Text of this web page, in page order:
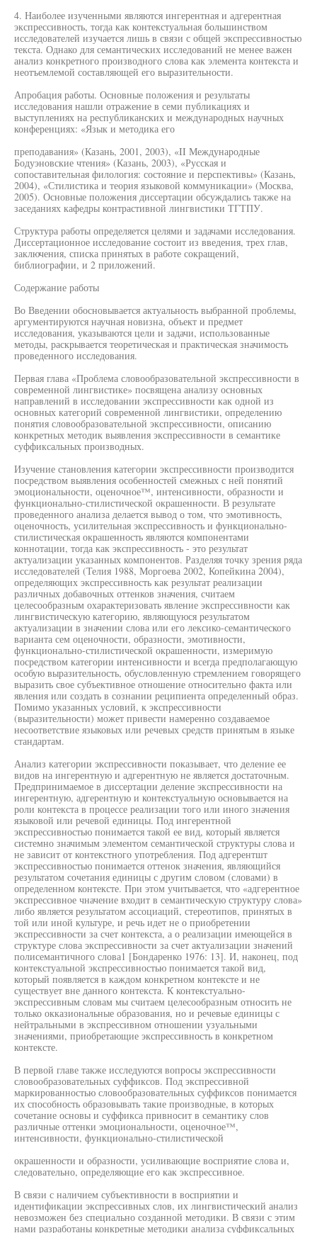
4. Наиболее изученными являются ингерентная и адгерентная
экспрессивность, тогда как контекстуальная большинством
исследователей изучается лишь в связи с общей экспрессивностью
текста. Однако для семантических исследований не менее важен
анализ конкретного производного слова как элемента контекста и
неотъемлемой составляющей его выразительности.
Апробация работы. Основные положения и результаты
исследования нашли отражение в семи публикациях и
выступлениях на республиканских и международных научных
конференциях: «Язык и методика его
преподавания» (Казань, 2001, 2003), «II Международные
Бодуэновские чтения» (Казань, 2003), «Русская и
сопоставительная филология: состояние и перспективы» (Казань,
2004), «Стилистика и теория языковой коммуникации» (Москва,
2005). Основные положения диссертации обсуждались также на
заседаниях кафедры контрастивной лингвистики ТГТПУ.
Структура работы определяется целями и задачами исследования.
Диссертационное исследование состоит из введения, трех глав,
заключения, списка принятых в работе сокращений,
библиографии, и 2 приложений.
Содержание работы
Во Введении обосновывается актуальность выбранной проблемы,
аргументируются научная новизна, объект и предмет
исследования, указываются цели и задачи, использованные
методы, раскрывается теоретическая и практическая значимость
проведенного исследования.
Первая глава «Проблема словообразовательной экспрессивности в
современной лингвистике» посвящена анализу основных
направлений в исследовании экспрессивности как одной из
основных категорий современной лингвистики, определению
понятия словообразовательной экспрессивности, описанию
конкретных методик выявления экспрессивности в семантике
суффиксальных производных.
Изучение становления категории экспрессивности производится
посредством выявления особенностей смежных с ней понятий
эмоциональности, оценочное™, интенсивности, образности и
функционально-стилистической окрашенности. В результате
проведенного анализа делается вывод о том, что эмотивность,
оценочность, усилительная экспрессивность и функционально-
стилистическая окрашенность являются компонентами
коннотации, тогда как экспрессивность - это результат
актуализации указанных компонентов. Разделяя точку зрения ряда
исследователей (Телия 1988, Моргоева 2002, Копейкина 2004),
определяющих экспрессивность как результат реализации
различных добавочных оттенков значения, считаем
целесообразным охарактеризовать явление экспрессивности как
лингвистическую категорию, являющуюся результатом
актуализации в значении слова или его лексико-семантического
варианта сем оценочности, образности, эмотивности,
функционально-стилистической окрашенности, измеримую
посредством категории интенсивности и всегда предполагающую
особую выразительность, обусловленную стремлением говорящего
выразить свое субъективное отношение относительно факта или
явления или создать в сознании реципиента определенный образ.
Помимо указанных условий, к экспрессивности
(выразительности) может привести намеренно создаваемое
несоответствие языковых или речевых средств принятым в языке
стандартам.
Анализ категории экспрессивности показывает, что деление ее
видов на ингерентную и адгерентную не является достаточным.
Предпринимаемое в диссертации деление экспрессивности на
ингерентную, адгерентную и контекстуальную основывается на
роли контекста в процессе реализации того или иного значения
языковой или речевой единицы. Под ингерентной
экспрессивностью понимается такой ее вид, который является
системно значимым элементом семантической структуры слова и
не зависит от контекстного употребления. Под адгерентшт
экспрессивностью понимается оттенок значения, являющийся
результатом сочетания единицы с другим словом (словами) в
определенном контексте. При этом учитывается, что «адгерентное
экспрессивное чначение входит в семантическую структуру слова»
либо является результатом ассоциаций, стереотипов, принятых в
той или иной культуре, и речь идет не о приобретении
экспрессивности за счет контекста, а о реализации имеющейся в
структуре слова экспрессивности за счет актуализации значений
полисемантичного слова1 [Бондаренко 1976: 13]. И, наконец, под
контекстуальной экспрессивностью понимается такой вид,
который появляется в каждом конкретном контексте и не
существует вне данного контекста. К контекстуально-
экспрессивным словам мы считаем целесообразным относить не
только окказиональные образования, но и речевые единицы с
нейтральными в экспрессивном отношении узуальными
значениями, приобретающие экспрессивность в конкретном
контексте.
В первой главе также исследуются вопросы экспрессивности
словообразовательных суффиксов. Под экспрессивной
маркированностью словообразовательных суффиксов понимается
их способность образовывать такие производные, в которых
сочетание основы и суффикса привносит в семантику слов
различные оттенки эмоциональности, оценочное™,
интенсивности, функционально-стилистической
окрашенности и образности, усиливающие восприятие слова и,
следовательно, определяющие его как экспрессивное.
В связи с наличием субъективности в восприятии и
идентификации экспрессивных слов, их лингвистический анализ
невозможен без специально созданной методики. В связи с этим
нами разработаны конкретные методики анализа суффиксальных